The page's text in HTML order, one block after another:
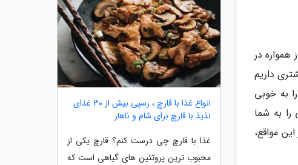
همواره در
داریم
به خوبی
به شما
مواقع،
انواع غذا با قارچ ، رسپی بیش از 30 غذای
لذیذ با قارچ برای شام و ناهار
غذا با قارچ چی درست کنم؟ قارچ یکی از
محبوب ترین پروتئین های گیاهی است که